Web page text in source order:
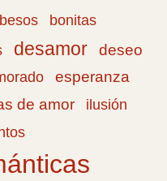
besos
bonitas
desamor deseo
esperanza
de amor
ilusión